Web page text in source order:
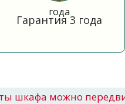
Гарантия 3 года
шкафа можно